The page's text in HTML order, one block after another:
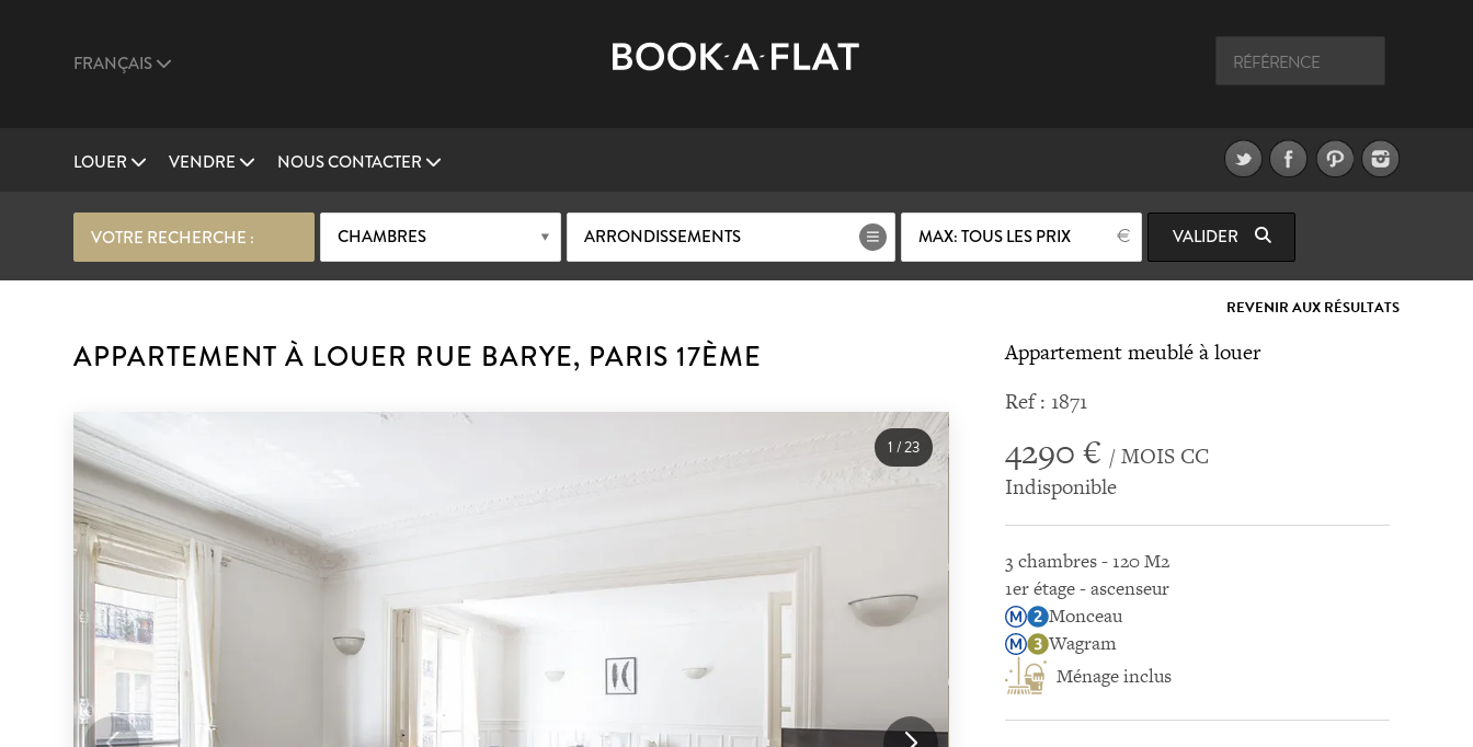
FRANÇAIS
LOUER VENDRE NOUS CONTACTER
VOTRE RECHERCHE : CHAMBRES ARRONDISSEMENTS MAX: TOUS LES PRIX VALIDER
REVENIR AUX RÉSULTATS
APPARTEMENT À LOUER RUE BARYE, PARIS 17ÈME
1 /23
Appartement meublé à louer
Ref : 1871
4290 € / MOIS CC
Indisponible
3 chambres - 120 M2
1er étage - ascenseur
Monceau
Wagram
Ménage inclus